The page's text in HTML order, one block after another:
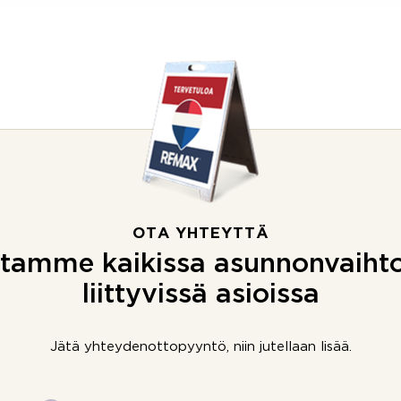
OTA YHTEYTTÄ
kaikissa
liittyvissä asioissa
Jätä yhteydenottopyyntö, niin jutellaan lisää.